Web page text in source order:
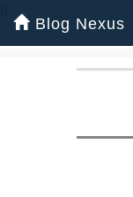
Blog Nexus